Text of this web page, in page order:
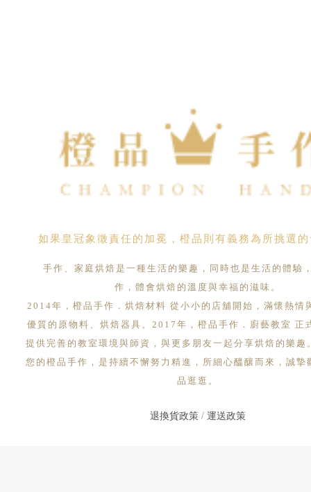
如果皇冠象徵責任的加冕，橙品則有義務為所挑選
手作、家庭烘焙是一種生活的樂趣，同時也是生活的體驗
作，體會烘焙的溫度與幸福的滋味。
2014年，橙品手作．烘焙材料 從小小的店舖開始，滿懷熱情
優質的原物料、烘焙器具。2017年，橙品手作．廚藝教室 正
提供完善的教室環境與師資，與更多朋友一起分享烘焙的樂趣
您的橙品手作，是持續不懈努力精進，所細心醞釀而來，誠摯
品逛逛。
退換貨政策/ 運送政策